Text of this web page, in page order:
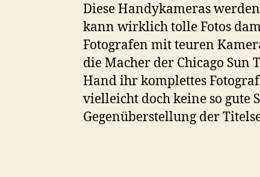
Diese Handykameras
kann wirklich tolle Fotos
Fotografen mit teuren
die Macher der Chicago
Hand ihr komplettes
vielleicht doch keine so gute
Gegenüberstellung der